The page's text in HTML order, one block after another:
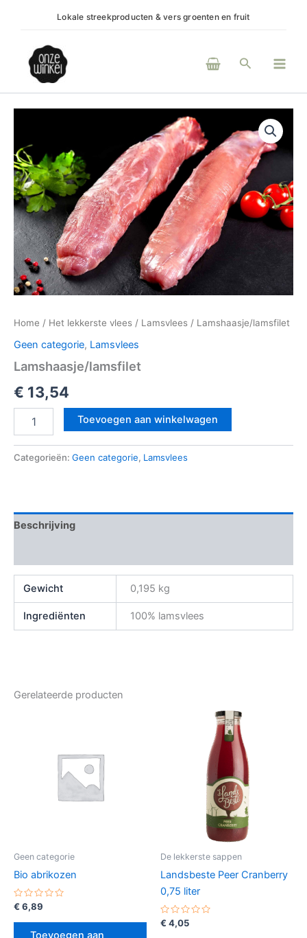
inhoud
Lokale streekproducten & vers groenten en fruit
Zoeken
Home / Het lekkerste vlees / Lamsvlees / Lamshaasje/lamsfilet
Geen categorie, Lamsvlees
Lamshaasje/lamsfilet
€ 13,54
Toevoegen aan winkelwagen
Categorieën: Geen categorie, Lamsvlees
Beschrijving
Gewicht 0,195 kg
Ingrediënten 100% lamsvlees
Gerelateerde producten
Geen categorie
Bio abrikozen
Gewaardeerd
uit
€ 6,89
Toevoegen aan
De lekkerste sappen
Landsbeste Peer Cranberry
0,75 liter
Gewaardeerd
€ 4,05